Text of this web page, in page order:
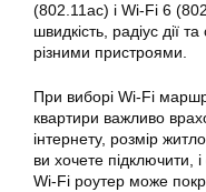
(802.11ac) і Wi-Fi 6
швидкість, радіус дії
різними пристроями.
При виборі Wi-Fi
квартири важливо
інтернету, розмір
ви хочете підключити,
Wi-Fi роутер може